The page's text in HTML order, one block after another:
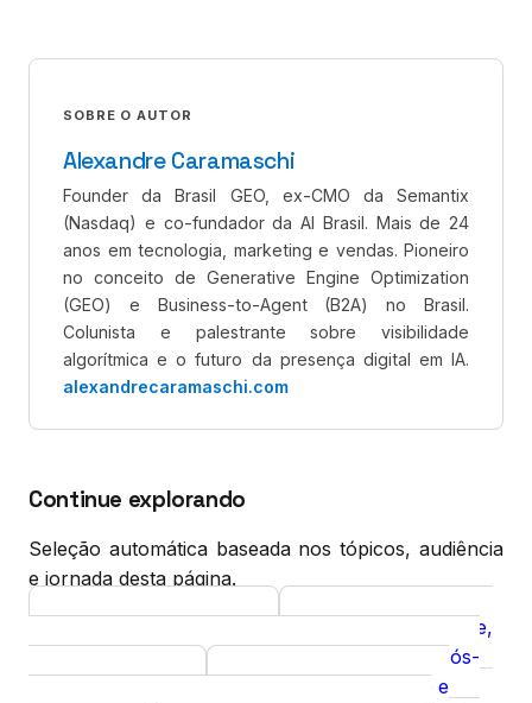
SOBRE O AUTOR
Alexandre Caramaschi
Founder da Brasil GEO, ex-CMO da Semantix
(Nasdaq) e co-fundador da AI Brasil. Mais de 24
anos em tecnologia, marketing e vendas. Pioneiro
no conceito de Generative Engine Optimization
(GEO) e Business-to-Agent (B2A) no Brasil.
Colunista e palestrante sobre visibilidade
algorítmica e o futuro da presença digital em IA.
alexandrecaramaschi.com
Continue explorando
Seleção automática baseada nos tópicos, audiência
e jornada desta página.
SEO Como Core,
GEO Como Camada: Alocação Orçamentária Pós-
GEO para Saúde e